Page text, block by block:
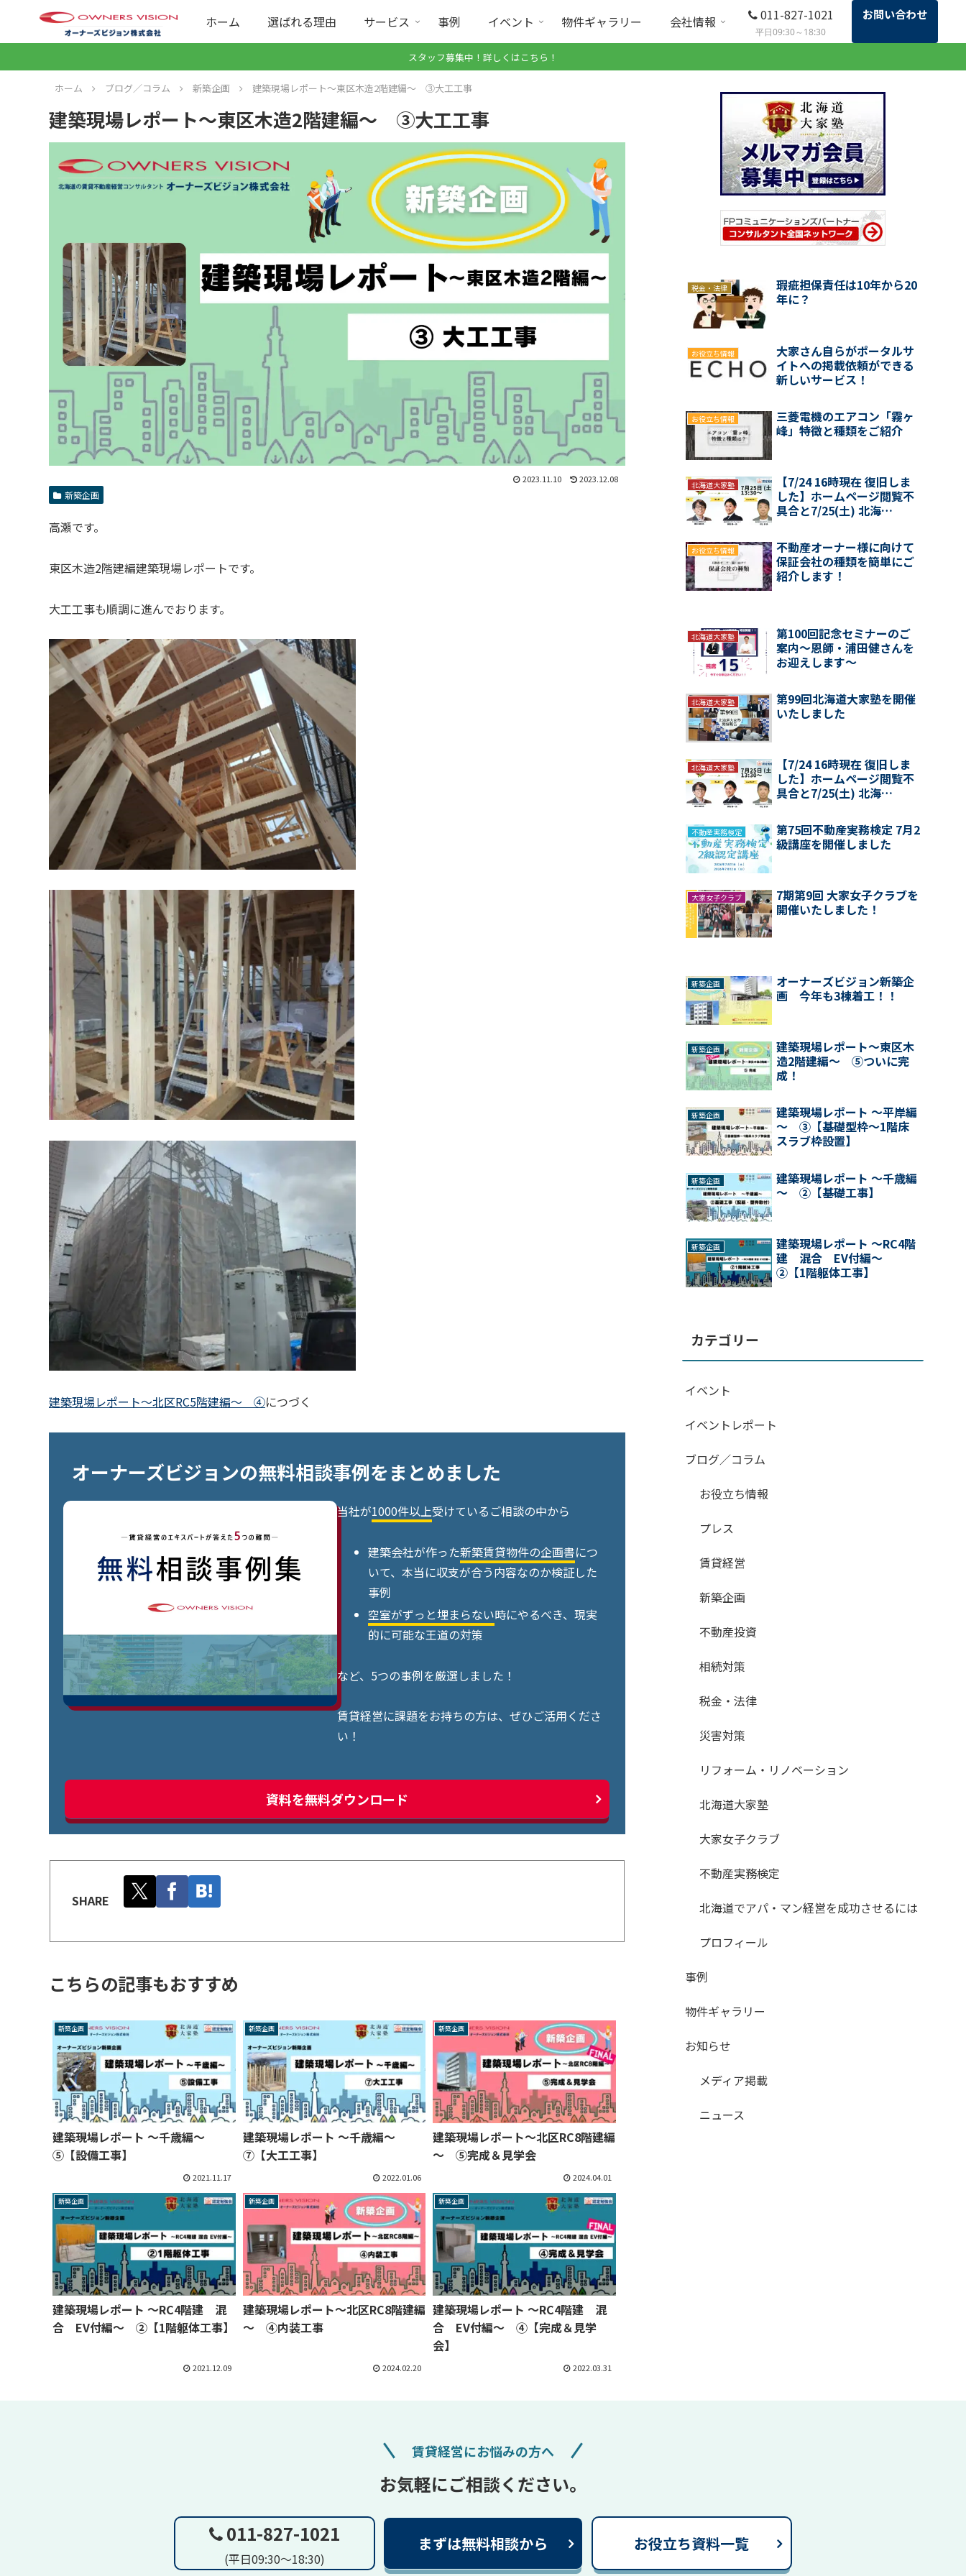
ホーム 選ばれる理由 サービス 事例 イベント 物件ギャラリー 会社情報 011-827-1021
平日09:30～18:30
お問い合わせ
スタッフ募集中！詳しくはこちら！
ホーム ブログ／コラム 新築企画 建築現場レポート～東区木造2階建編～ ③大工工事
建築現場レポート～東区木造2階建編～ ③大工工事
2023.11.10 2023.12.08
新築企画
高瀬です。
東区木造2階建編建築現場レポートです。
大工工事も順調に進んでおります。
建築現場レポート～北区RC5階建編～ ④につづく
オーナーズビジョンの無料相談事例をまとめました
当社が1000件以上受けているご相談の中から
建築会社が作った新築賃貸物件の企画書につ
いて、本当に収支が合う内容なのか検証した
事例
空室がずっと埋まらない時にやるべき、現実
的に可能な王道の対策
など、5つの事例を厳選しました！
賃貸経営に課題をお持ちの方は、ぜひご活用くださ
い！
資料を無料ダウンロード
SHARE
こちらの記事もおすすめ
新築企画
建築現場レポート ～千歳編～
⑤【設備工事】
2021.11.17
新築企画
建築現場レポート ～千歳編～
⑦【大工工事】
2022.01.06
新築企画
建築現場レポート～北区RC8階建編
～ ⑤完成＆見学会
2024.04.01
新築企画
建築現場レポート ～RC4階建 混
合 EV付編～ ②【1階躯体工事】
2021.12.09
新築企画
建築現場レポート～北区RC8階建編
～ ④内装工事
2024.02.20
新築企画
建築現場レポート ～RC4階建 混
合 EV付編～ ④【完成＆見学
会】
2022.03.31
税金・法律
瑕疵担保責任は10年から20
年に？
お役立ち情報
大家さん自らがポータルサ
イトへの掲載依頼ができる
新しいサービス！
お役立ち情報
三菱電機のエアコン「霧ヶ
峰」特徴と種類をご紹介
北海道大家塾
【7/24 16時現在 復旧しま
した】ホームページ閲覧不
具合と7/25(土) 北海…
お役立ち情報
不動産オーナー様に向けて
保証会社の種類を簡単にご
紹介します！
北海道大家塾
第100回記念セミナーのご
案内〜恩師・浦田健さんを
お迎えします〜
北海道大家塾
第99回北海道大家塾を開催
いたしました
北海道大家塾
【7/24 16時現在 復旧しま
した】ホームページ閲覧不
具合と7/25(土) 北海…
不動産実務検定
第75回不動産実務検定 7月2
級講座を開催しました
大家女子クラブ
7期第9回 大家女子クラブを
開催いたしました！
新築企画
オーナーズビジョン新築企
画 今年も3棟着工！！
新築企画
建築現場レポート～東区木
造2階建編～ ⑤ついに完
成！
新築企画
建築現場レポート ～平岸編
～ ③【基礎型枠～1階床
スラブ枠設置】
新築企画
建築現場レポート ～千歳編
～ ②【基礎工事】
新築企画
建築現場レポート ～RC4階
建 混合 EV付編～
②【1階躯体工事】
カテゴリー
イベント
イベントレポート
ブログ／コラム
お役立ち情報
プレス
賃貸経営
新築企画
不動産投資
相続対策
税金・法律
災害対策
リフォーム・リノベーション
北海道大家塾
大家女子クラブ
不動産実務検定
北海道でアパ・マン経営を成功させるには
プロフィール
事例
物件ギャラリー
お知らせ
メディア掲載
ニュース
賃貸経営にお悩みの方へ
お気軽にご相談ください。
011-827-1021
(平日09:30～18:30)
まずは無料相談から お役立ち資料一覧